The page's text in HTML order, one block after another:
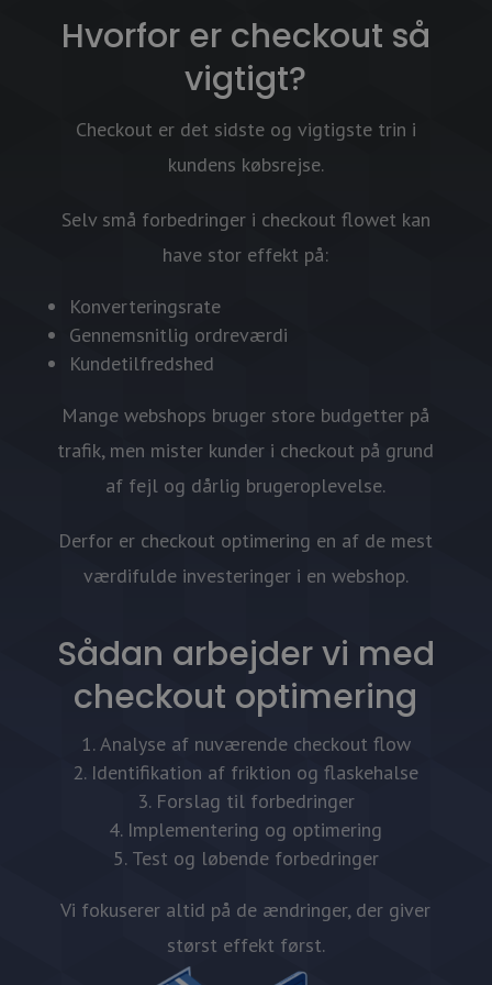
Hvorfor er checkout så
vigtigt?
Checkout er det sidste og vigtigste trin i
kundens købsrejse.
Selv små forbedringer i checkout flowet kan
have stor effekt på:
Konverteringsrate
Gennemsnitlig ordreværdi
Kundetilfredshed
Mange webshops bruger store budgetter på
trafik, men mister kunder i checkout på grund
af fejl og dårlig brugeroplevelse.
Derfor er checkout optimering en af de mest
værdifulde investeringer i en webshop.
Sådan arbejder vi med
checkout optimering
Analyse af nuværende checkout flow
Identifikation af friktion og flaskehalse
Forslag til forbedringer
Implementering og optimering
Test og løbende forbedringer
Vi fokuserer altid på de ændringer, der giver
størst effekt først.